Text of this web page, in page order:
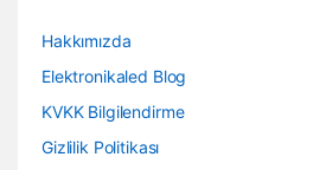
Hakkımızda
Elektronikaled Blog
KVKK Bilgilendirme
Gizlilik Politikası